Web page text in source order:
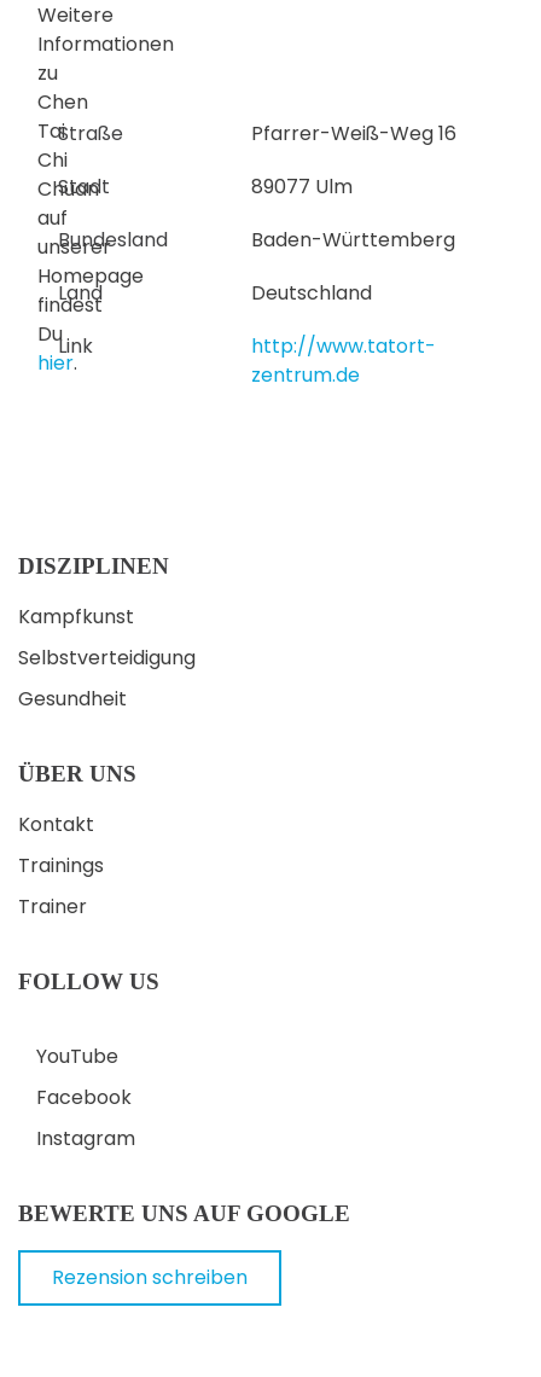
Weitere
Informationen
zu
Chen
Tai
Chi
Chuan
auf
unserer
Homepage
findest
Du
hier.
Straße
Pfarrer-Weiß-Weg 16
Stadt
89077 Ulm
Bundesland
Baden-Württemberg
Land
Deutschland
Link
http://www.tatort-
zentrum.de
DISZIPLINEN
Kampfkunst
Selbstverteidigung
Gesundheit
ÜBER UNS
Kontakt
Trainings
Trainer
FOLLOW US
YouTube
Facebook
Instagram
BEWERTE UNS AUF GOOGLE
Rezension schreiben